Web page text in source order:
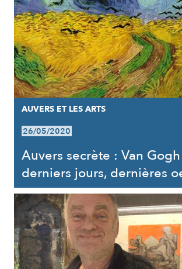
AUVERS ET LES ARTS
26/05/2020
Auvers secrète : Van
derniers jours, dernières